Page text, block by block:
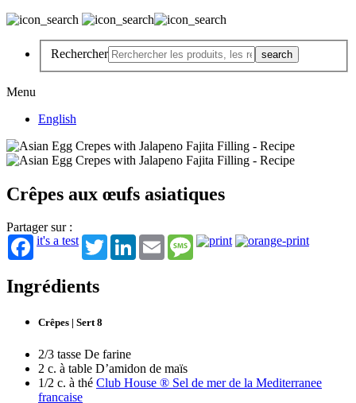
Rechercher
Menu
English
Crêpes aux œufs asiatiques
Partager sur :
it's a test
TwitterLinkedInEmail Message
Ingrédients
Crêpes | Sert 8
2/3 tasse De farine
2 c. à table D’amidon de maïs
1/2 c. à thé Club House ® Sel de mer de la Mediterranee
francaise